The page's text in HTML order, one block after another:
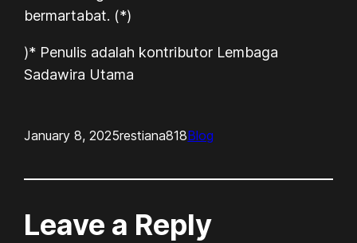
bermartabat. (*)
)* Penulis adalah kontributor Lembaga
Sadawira Utama
January 8, 2025restiana818Blog
Leave a Reply